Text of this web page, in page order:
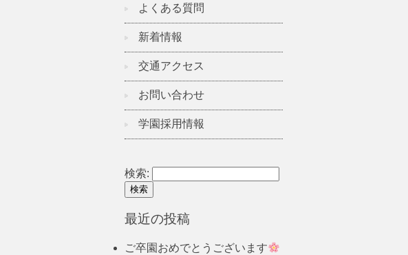
よくある質問
新着情報
交通アクセス
お問い合わせ
学園採用情報
検索:
最近の投稿
ご卒園おめでとうございます